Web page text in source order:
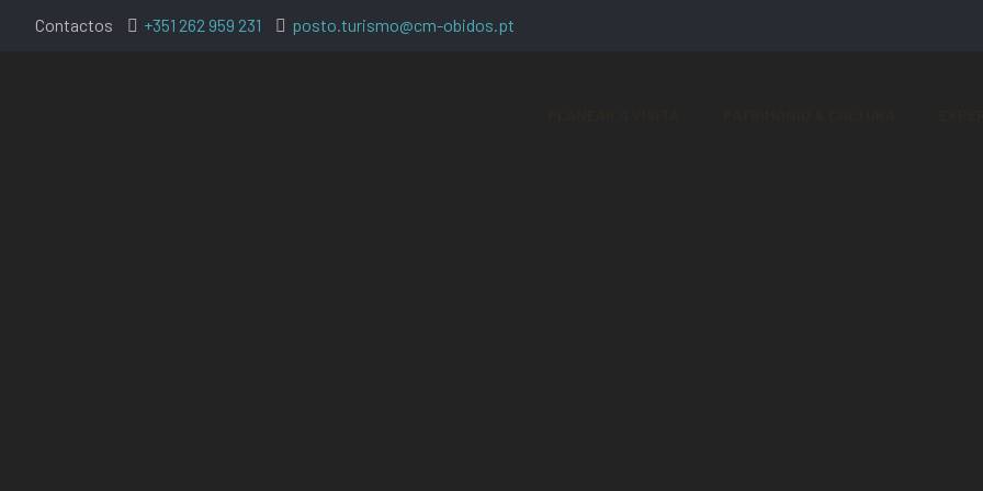
Contactos +351 262 959 231 posto.turismo@cm-obidos.pt